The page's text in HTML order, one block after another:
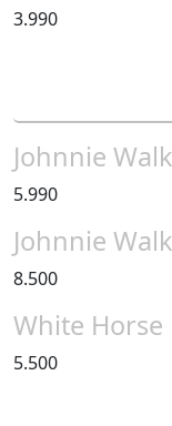
3.990
Johnnie
5.990
Johnnie
8.500
White Horse
5.500